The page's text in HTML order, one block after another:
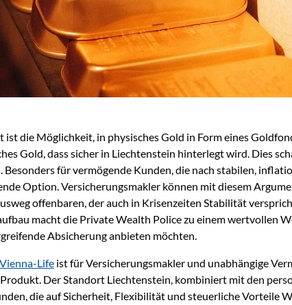
die Möglichkeit, in physisches Gold in Form eines
Gold, dass sicher in Liechtenstein hinterlegt wird. Dies
Besonders für vermögende Kunden, die nach stabilen,
Option. Versicherungsmakler können mit diesem
offenbaren, der auch in Krisenzeiten Stabilität
macht die Private Wealth Police zu einem wertvollen
Absicherung anbieten möchten.
Life ist für Versicherungsmakler und unabhängige
Der Standort Liechtenstein, kombiniert mit den
die auf Sicherheit, Flexibilität und steuerliche Vorteile